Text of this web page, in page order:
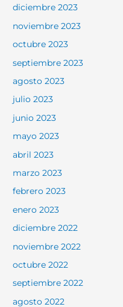
diciembre 2023
noviembre 2023
octubre 2023
septiembre 2023
agosto 2023
julio 2023
junio 2023
mayo 2023
abril 2023
marzo 2023
febrero 2023
enero 2023
diciembre 2022
noviembre 2022
octubre 2022
septiembre 2022
agosto 2022